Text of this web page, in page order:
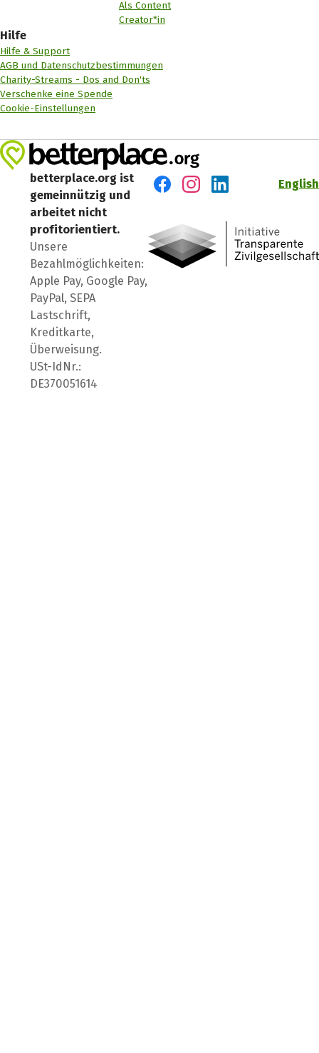
Als Content
Creator*in
Hilfe
Hilfe & Support
AGB und Datenschutzbestimmungen
Charity-Streams - Dos and Don'ts
Verschenke eine Spende
Cookie-Einstellungen
betterplace.org ist
gemeinnützig und
arbeitet nicht
profitorientiert.
Unsere
Bezahlmöglichkeiten:
Apple Pay, Google Pay,
PayPal, SEPA
Lastschrift,
Kreditkarte,
Überweisung.
USt-IdNr.:
DE370051614
English